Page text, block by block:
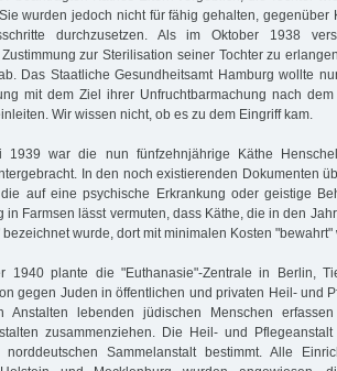
wurden jedoch nicht für fähig gehalten, gegenüber
durchzusetzen. Als im Oktober 1938
zur Sterilisation seiner Tochter zu
Das Staatliche Gesundheitsamt Hamburg wollte
mit dem Ziel ihrer Unfruchtbarmachung nach
Wir wissen nicht, ob es zu dem Eingriff kam.
1939 war die nun fünfzehnjährige Käthe
In den noch existierenden Dokumenten
auf eine psychische Erkrankung oder geistige
in Farmsen lässt vermuten, dass Käthe, die in den
bezeichnet wurde, dort mit minimalen Kosten
1940 plante die "Euthanasie"-Zentrale in Berlin,
gegen Juden in öffentlichen und privaten Heil- und
lebenden jüdischen Menschen
zusammenziehen. Die Heil- und
Sammelanstalt bestimmt. Alle